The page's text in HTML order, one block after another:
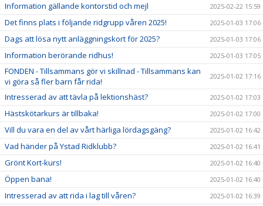
Information gällande kontorstid och mejl 2025-02-22 15:59
Det finns plats i följande ridgrupp våren 2025! 2025-01-03 17:06
Dags att lösa nytt anläggningskort för 2025? 2025-01-03 17:06
Information berörande ridhus! 2025-01-03 17:05
FONDEN - Tillsammans gör vi skillnad - Tillsammans kan
vi göra så fler barn får rida!
2025-01-02 17:16
Intresserad av att tävla på lektionshäst? 2025-01-02 17:03
Hästskötarkurs är tillbaka! 2025-01-02 17:00
Vill du vara en del av vårt härliga lördagsgäng? 2025-01-02 16:42
Vad händer på Ystad Ridklubb? 2025-01-02 16:41
Grönt Kort-kurs! 2025-01-02 16:40
Öppen bana! 2025-01-02 16:40
Intresserad av att rida i lag till våren? 2025-01-02 16:39